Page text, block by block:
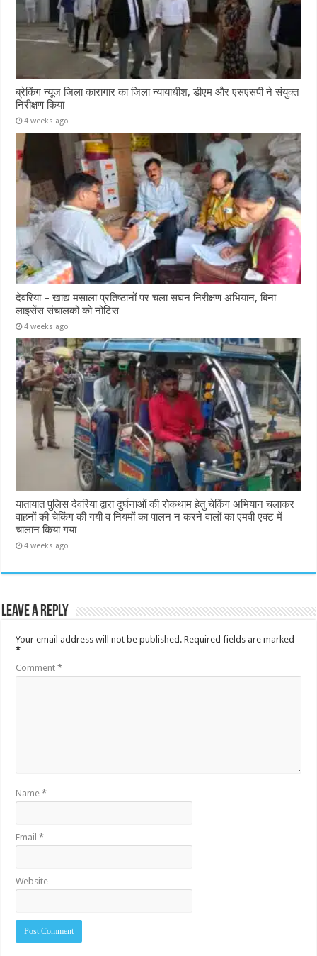
ब्रेकिंग न्यूज जिला कारागार का जिला न्यायाधीश, डीएम और एसएसपी ने संयुक्त
निरीक्षण किया
4 weeks ago
देवरिया – खाद्य मसाला प्रतिष्ठानों पर चला सघन निरीक्षण अभियान, बिना
लाइसेंस संचालकों को नोटिस
4 weeks ago
यातायात पुलिस देवरिया द्वारा दुर्घनाओं की रोकथाम हेतु चेकिंग अभियान चलाकर
वाहनों की चेकिंग की गयी व नियमों का पालन न करने वालों का एमवी एक्ट में
चालान किया गया
4 weeks ago
Leave a Reply
Your email address will not be published. Required fields are marked
*
Comment*
Name*
Email*
Website